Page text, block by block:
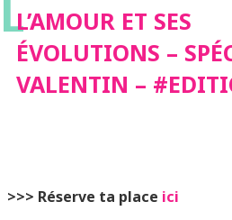
VALENTIN –
#EDITION2
LL’AMOUR ET SES
ÉVOLUTIONS –
VALENTIN –
>>> Réserve ta place ici